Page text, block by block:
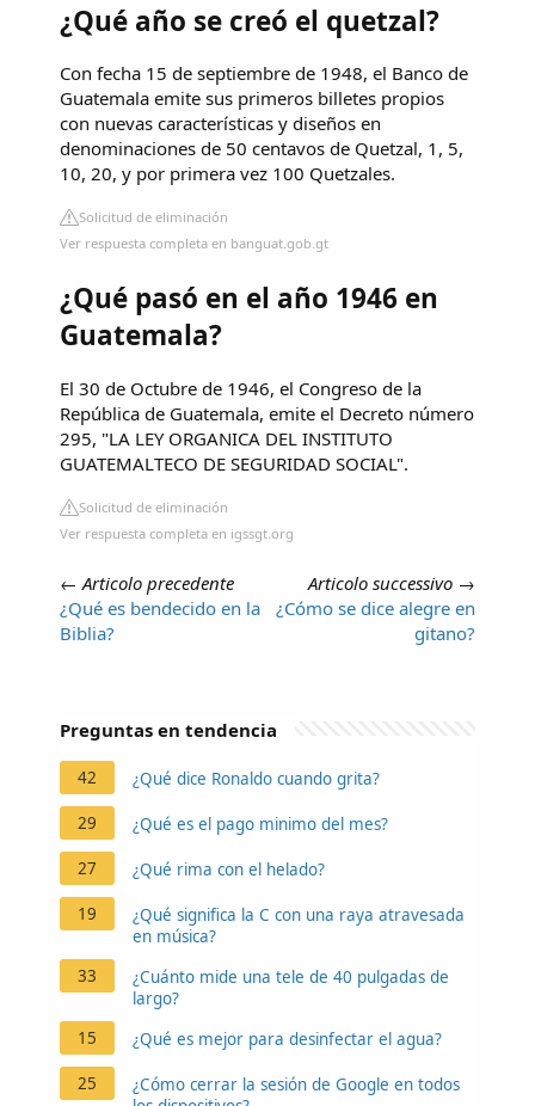
¿Qué año se creó el quetzal?
Con fecha 15 de septiembre de 1948, el Banco de
Guatemala emite sus primeros billetes propios
con nuevas características y diseños en
denominaciones de 50 centavos de Quetzal, 1, 5,
10, 20, y por primera vez 100 Quetzales.
Solicitud de eliminación
Ver respuesta completa en banguat.gob.gt
¿Qué pasó en el año 1946 en
Guatemala?
El 30 de Octubre de 1946, el Congreso de la
República de Guatemala, emite el Decreto número
295, "LA LEY ORGANICA DEL INSTITUTO
GUATEMALTECO DE SEGURIDAD SOCIAL".
Solicitud de eliminación
Ver respuesta completa en igssgt.org
← Articolo precedente
¿Qué es bendecido en la
Biblia?
Articolo successivo →
¿Cómo se dice alegre en
gitano?
Preguntas en tendencia
42 ¿Qué dice Ronaldo cuando grita?
29 ¿Qué es el pago minimo del mes?
27 ¿Qué rima con el helado?
19
¿Qué significa la C con una raya atravesada
en música?
33
¿Cuánto mide una tele de 40 pulgadas de
largo?
15
¿Qué es mejor para desinfectar el agua?
25
¿Cómo cerrar la sesión de Google en todos